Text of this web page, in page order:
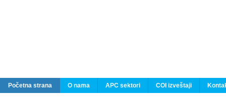
Početna strana O nama APC sektori COI izveštaji